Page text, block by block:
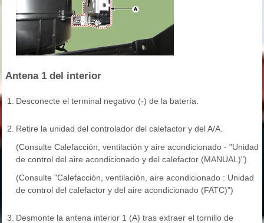
Antena 1 del interior
1. Desconecte el terminal negativo (-) de la batería.
2. Retire la unidad del controlador del calefactor y del A/A.
(Consulte Calefacción, ventilación y aire acondicionado - "Unidad
de control del aire acondicionado y del calefactor (MANUAL)")
(Consulte "Calefacción, ventilación, aire acondicionado : Unidad
de control del calefactor y del aire acondicionado (FATC)")
3. Desmonte la antena interior 1 (A) tras extraer el tornillo de